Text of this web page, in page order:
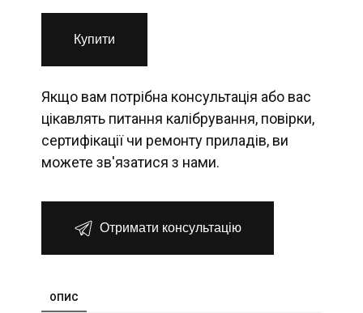
Купити
Якщо вам потрібна консультація або вас
цікавлять питання калібрування, повірки,
сертифікації чи ремонту приладів, ви
можете зв'язатися з нами.
Отримати консультацію
ОПИС